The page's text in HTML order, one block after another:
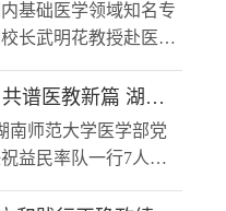
基础医学领域知名专
长武明花教授赴医学
方向。调研活动分实
两个阶段进行。医学
任祝益民及全体领导
深化校际合作 共谱医教新篇 湖南师范大学医学部赴上海交通大学医学院交流
南师范大学医学部党
益民率队一行7人，